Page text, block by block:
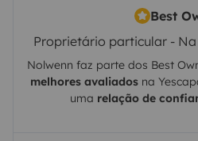
Best
Proprietário particular - Na
Nolwenn faz parte dos Best
melhores avaliados na
uma relação de